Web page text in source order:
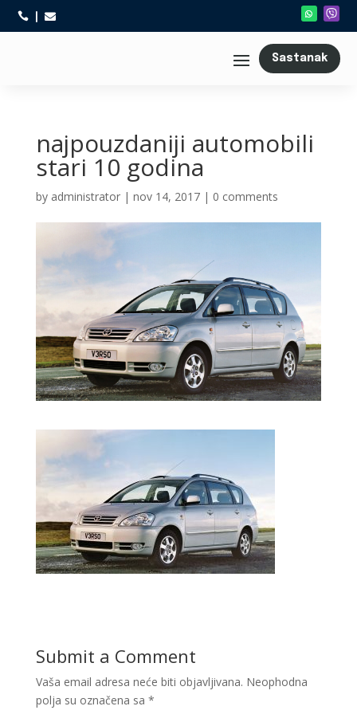
 
Sastanak
najpouzdaniji automobili
stari 10 godina
by administrator| nov 14, 2017| 0 comments
Submit a Comment
Vaša email adresa neće biti objavljivana. Neophodna
polja su označena sa *